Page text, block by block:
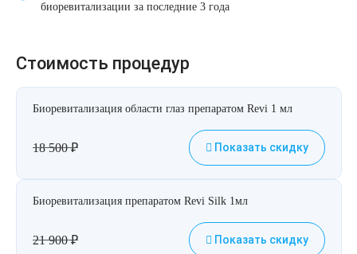
биоревитализации за последние 3 года
Стоимость процедур
Биоревитализация области глаз препаратом Revi 1 мл
18 500₽ Показать скидку
Биоревитализация препаратом Revi Silk 1мл
21 900₽ Показать скидку